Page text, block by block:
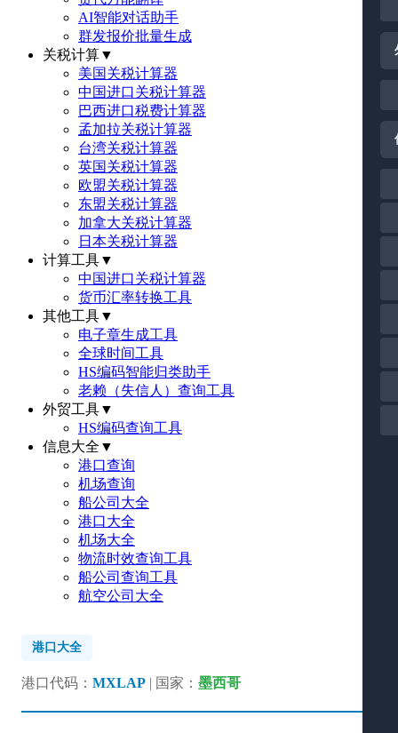
AI智能对话助手
群发报价批量生成
关税计算▼
美国关税计算器
中国进口关税计算器
巴西进口税费计算器
孟加拉关税计算器
台湾关税计算器
英国关税计算器
欧盟关税计算器
东盟关税计算器
加拿大关税计算器
日本关税计算器
计算工具▼
中国进口关税计算器
货币汇率转换工具
其他工具▼
电子章生成工具
全球时间工具
HS编码智能归类助手
老赖（失信人）查询工具
外贸工具▼
HS编码查询工具
信息大全 ▼
港口查询
机场查询
船公司大全
港口大全
机场大全
物流时效查询工具
船公司查询工具
航空公司大全
港口大全
港口代码： MXLAP | 国家： 墨西哥